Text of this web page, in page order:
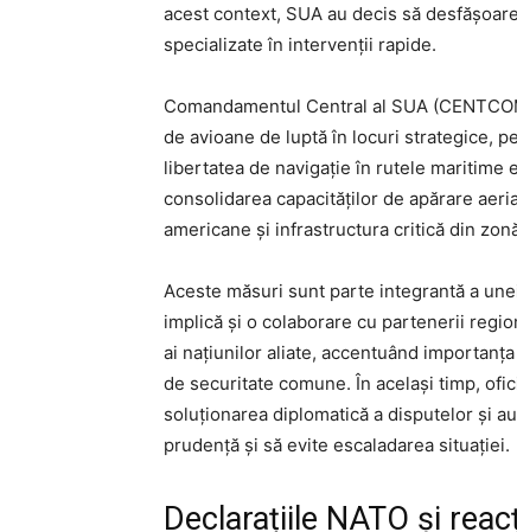
acest context, SUA au decis să
specializate în intervenții rapide.
Comandamentul Central al SUA
de avioane de luptă în locuri strategice,
libertatea de navigație în rutele maritime
consolidarea capacităților de apărare
americane și infrastructura critică din
Aceste măsuri sunt parte integrantă a
implică și o colaborare cu partenerii
ai națiunilor aliate, accentuând
de securitate comune. În același timp,
soluționarea diplomatică a disputelor și
prudență și să evite escaladarea situației.
Declarațiile NATO și